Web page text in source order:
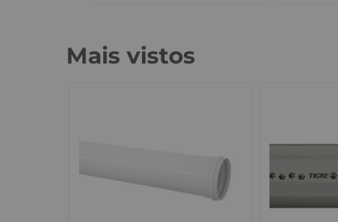
Mais vistos